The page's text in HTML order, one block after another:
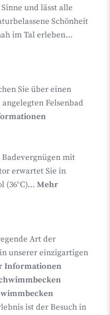
und lässt alle
Schönheit
im Tal erleben...
Sie über einen
Felsenbad
mit
erwartet Sie in
(36°C)... Mehr
Art der
unserer einzigartigen
Informationen
ist der Besuch in